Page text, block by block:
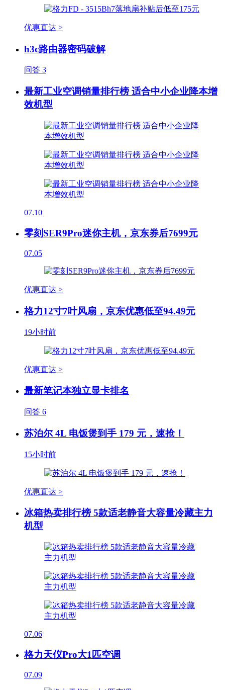
优惠直达 >
h3c路由器密码破解
问答 3
最新工业空调销量排行榜 适合中小企业降本增
效机型
07.10
零刻SER9Pro迷你主机，京东券后7699元
07.05
优惠直达 >
格力12寸7叶风扇，京东优惠低至94.49元
19小时前
优惠直达 >
最新笔记本独立显卡排名
问答 6
苏泊尔 4L 电饭煲到手 179 元，速抢！
15小时前
优惠直达 >
冰箱热卖排行榜 5款适老静音大容量冷藏主力
机型
07.06
格力天仪Pro大1匹空调
07.09